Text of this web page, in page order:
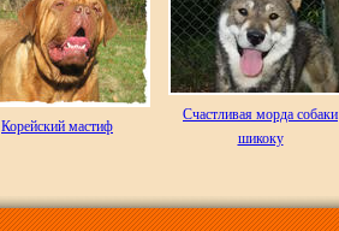
Корейский мастиф
Счастливая морда собаки
шикоку